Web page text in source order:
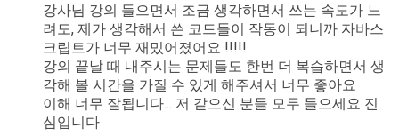
강사님 강의 들으면서 조금 생각하면서 쓰는 속도가 느
려도, 제가 생각해서 쓴 코드들이 작동이 되니까 자바스
크립트가 너무 재밌어졌어요 !!!!!
강의 끝날 때 내주시는 문제들도 한번 더 복습하면서 생
각해 볼 시간을 가질 수 있게 해주셔서 너무 좋아요
이해 너무 잘됩니다... 저 같으신 분들 모두 들으세요 진
심입니다